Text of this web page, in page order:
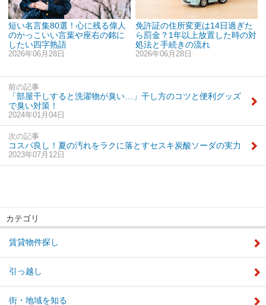
短い名言集80選！心に残る偉人
のかっこいい言葉や座右の銘に
したい四字熟語
2026年06月28日
免許証の住所変更は14日過ぎた
ら罰金？1年以上放置した時の対
処法と手続きの流れ
2026年06月28日
前の記事
「部屋干しすると洗濯物が臭い…」干し方のコツと便利グッズ
で臭い対策！
2024年01月04日
次の記事
コスパ良し！夏の汚れをラクに落とすセスキ炭酸ソーダの実力
2023年07月12日
カテゴリ
賃貸物件探し
引っ越し
街・地域を知る